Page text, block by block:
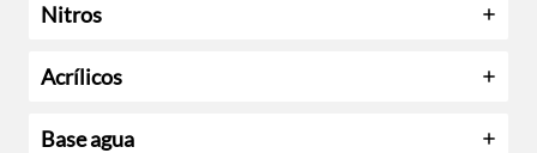
Nitros
Acrílicos
Base agua